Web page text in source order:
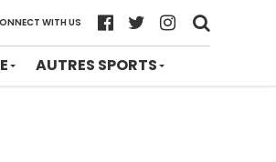
WITH US
AUTRES SPORTS